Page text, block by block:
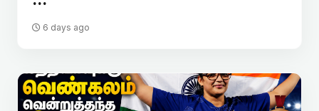
6 days ago